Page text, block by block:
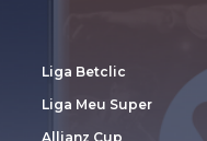
Liga Betclic
Liga Meu Super
Allianz Cup